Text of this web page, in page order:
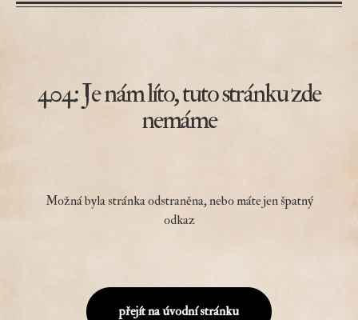
404: Je nám líto, tuto stránku zde
nemáme
Možná byla stránka odstraněna, nebo máte jen špatný
odkaz
přejít na úvodní stránku